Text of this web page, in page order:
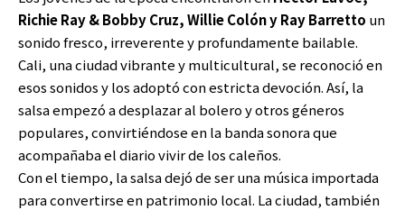
Richie Ray & Bobby Cruz, Willie Colón y Ray Barretto un
sonido fresco, irreverente y profundamente bailable.
Cali, una ciudad vibrante y multicultural, se reconoció en
esos sonidos y los adoptó con estricta devoción. Así, la
salsa empezó a desplazar al bolero y otros géneros
populares, convirtiéndose en la banda sonora que
acompañaba el diario vivir de los caleños.
Con el tiempo, la salsa dejó de ser una música importada
para convertirse en patrimonio local. La ciudad, también